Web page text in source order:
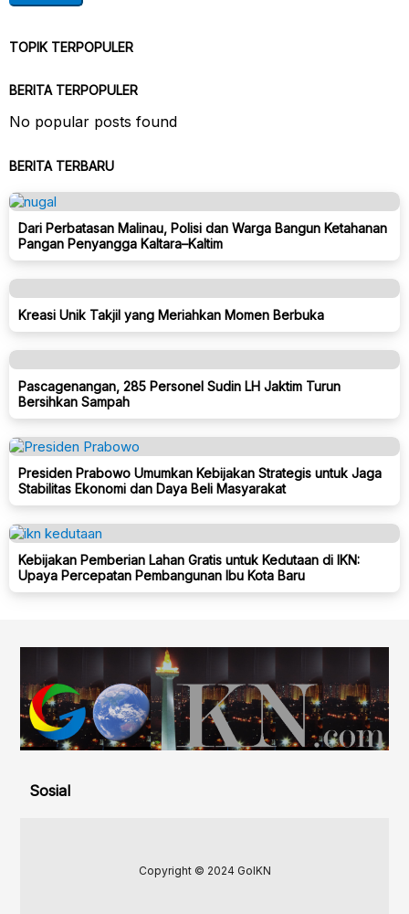
TOPIK TERPOPULER
BERITA TERPOPULER
No popular posts found
BERITA TERBARU
Dari Perbatasan Malinau, Polisi dan Warga Bangun Ketahanan
Pangan Penyangga Kaltara–Kaltim
Kreasi Unik Takjil yang Meriahkan Momen Berbuka
Pascagenangan, 285 Personel Sudin LH Jaktim Turun
Bersihkan Sampah
Presiden Prabowo Umumkan Kebijakan Strategis untuk Jaga
Stabilitas Ekonomi dan Daya Beli Masyarakat
Kebijakan Pemberian Lahan Gratis untuk Kedutaan di IKN:
Upaya Percepatan Pembangunan Ibu Kota Baru
Sosial
Copyright © 2024 GoIKN